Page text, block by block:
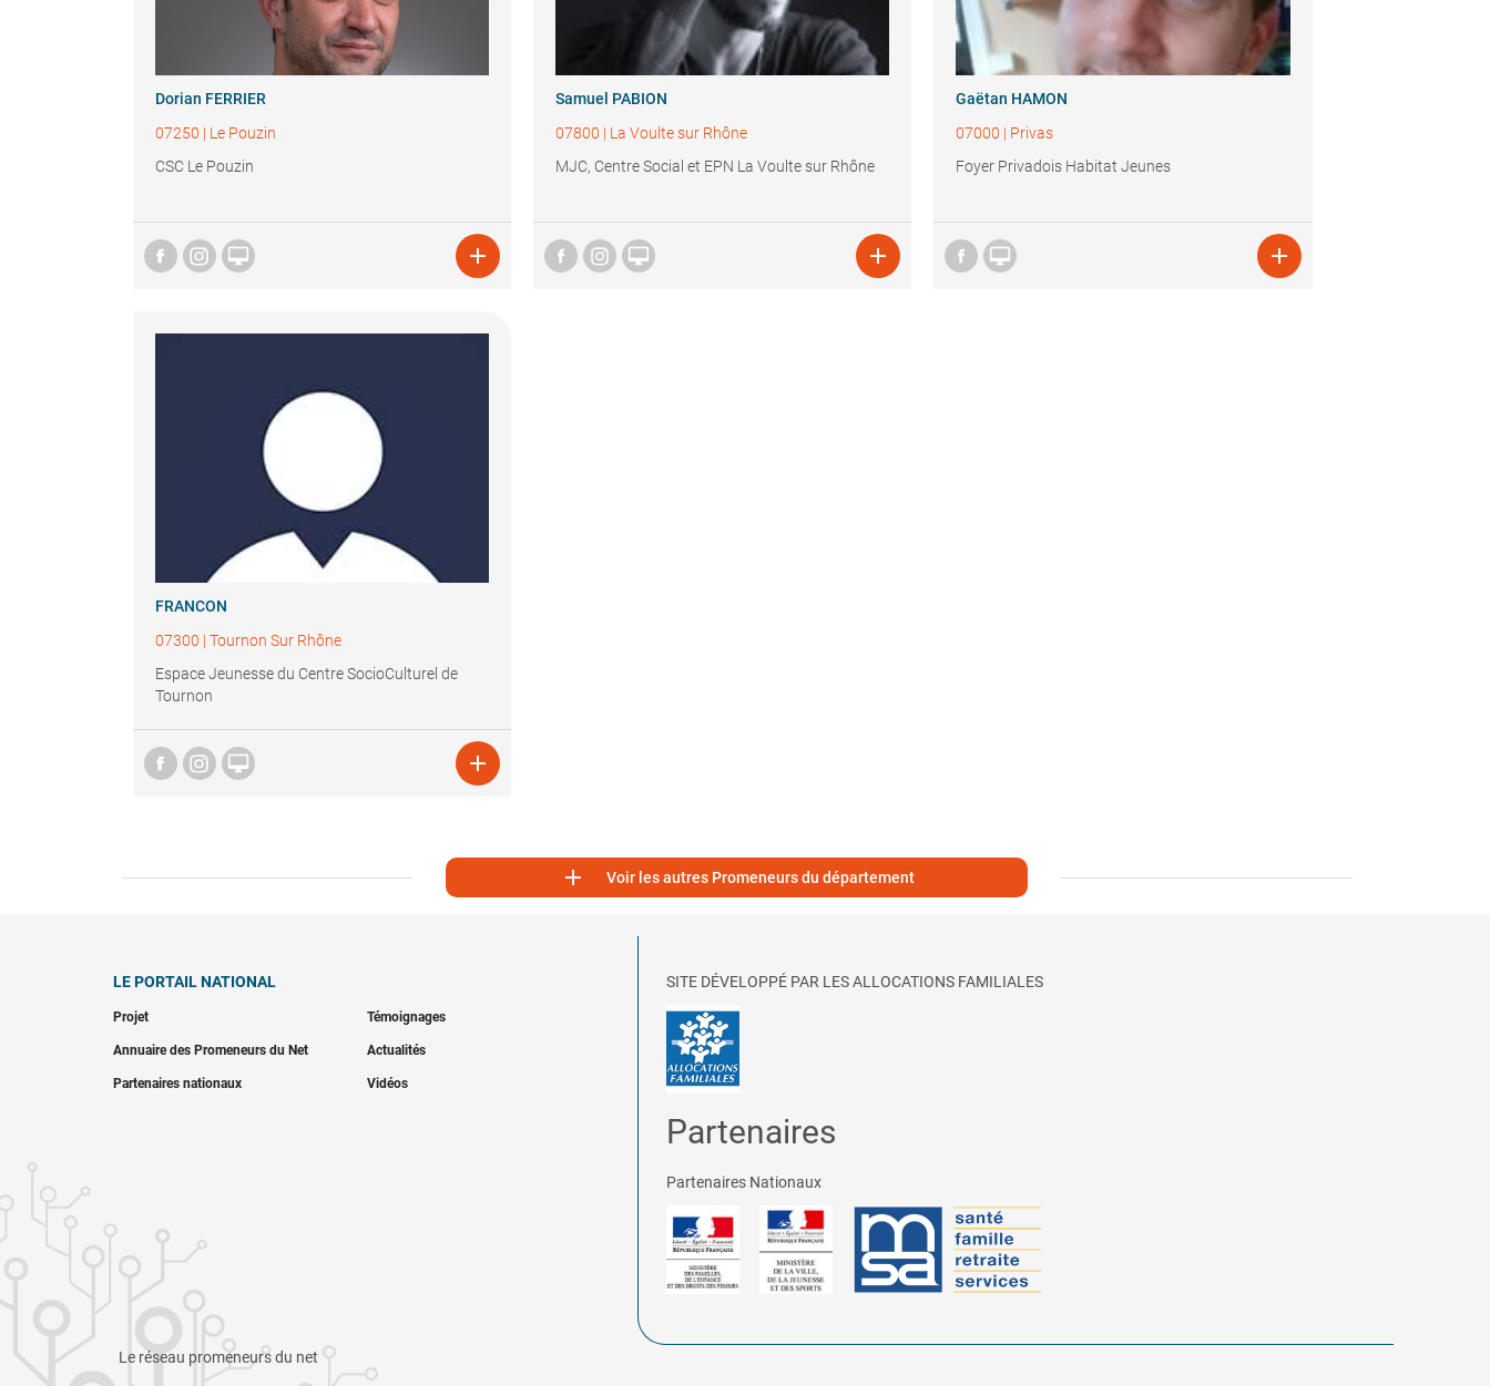
Dorian FERRIER
07250 | Le Pouzin
CSC Le Pouzin
 
Samuel PABION
07800 | La Voulte sur Rhône
MJC, Centre Social et EPN La Voulte sur Rhône
 
Gaëtan HAMON
07000 | Privas
Foyer Privadois Habitat Jeunes
 
FRANCON
07300 | Tournon Sur Rhône
Espace Jeunesse du Centre SocioCulturel de
Tournon
 
 Voir les autres Promeneurs du département
LE PORTAIL NATIONAL
Projet Témoignages
Annuaire des Promeneurs du Net Actualités
Partenaires nationaux Vidéos
SITE DÉVELOPPÉ PAR LES ALLOCATIONS FAMILIALES
Partenaires
Partenaires Nationaux
Le réseau promeneurs du net